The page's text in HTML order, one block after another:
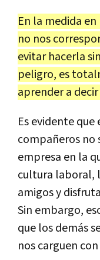
En la medida
no nos
evitar hacerla
peligro, es
aprender a
Es evidente
compañeros no
empresa en la
cultura laboral,
amigos y
Sin embargo,
que los demás
nos carguen